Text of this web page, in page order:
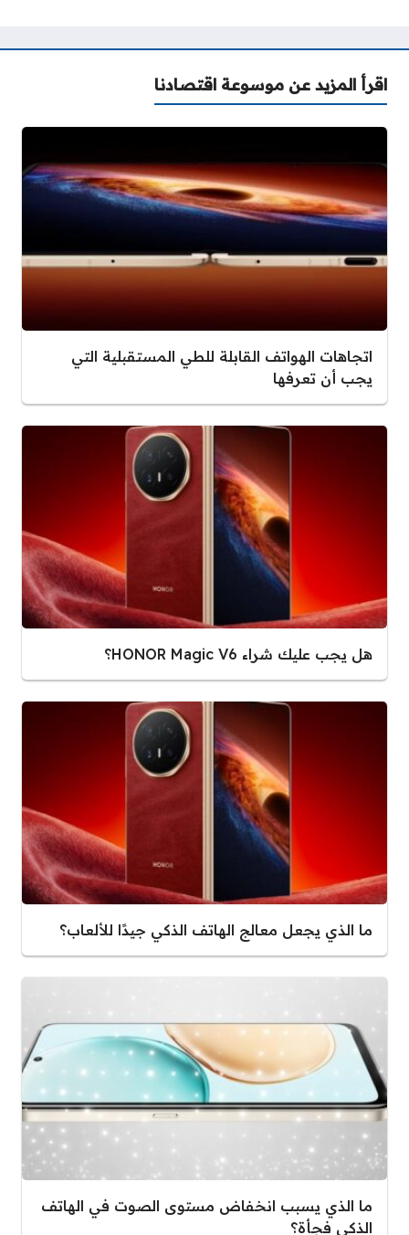
اقرأ المزيد عن موسوعة اقتصادنا
اتجاهات الهواتف القابلة للطي المستقبلية التي
يجب أن تعرفها
هل يجب عليك شراء HONOR Magic V6؟
ما الذي يجعل معالج الهاتف الذكي جيدًا للألعاب؟
ما الذي يسبب انخفاض مستوى الصوت في الهاتف
الذكي فجأة؟